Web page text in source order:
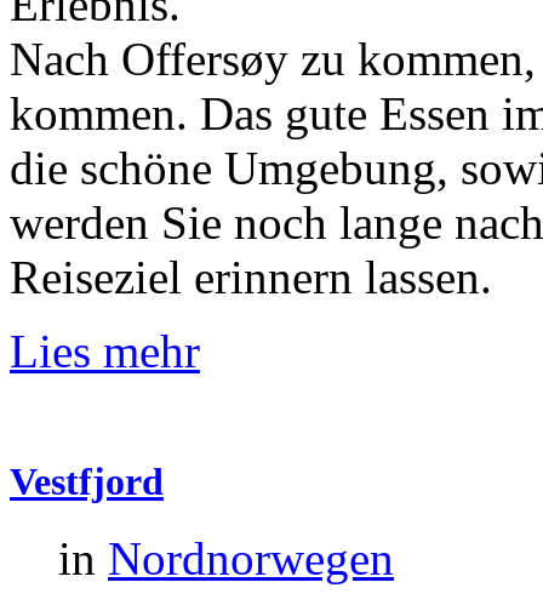
Nach Offersøy zu
kommen. Das gute Essen
die schöne Umgebung,
werden Sie noch lange
Reiseziel erinnern lassen.
Lies mehr
Vestfjord
in Nordnorwegen